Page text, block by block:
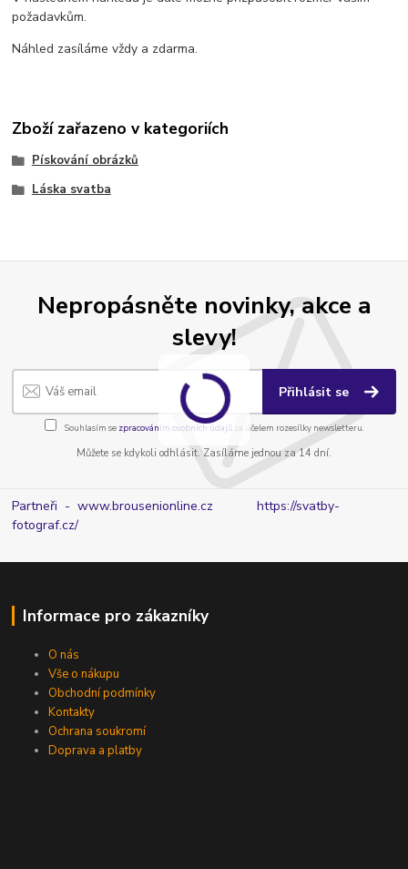
požadavkům.
Náhled zasíláme vždy a zdarma.
Zboží zařazeno v kategoriích
Pískování obrázků
Láska svatba
Nepropásněte novinky, akce a
slevy!
Přihlásit se
Souhlasím se zpracováním osobních údajůza účelem rozesílky newsletteru.
Můžete se kdykoli odhlásit. Zasíláme jednou za 14 dní.
Partneři - www.brousenionline.czhttps://svatby-
fotograf.cz/
Informace pro zákazníky
O nás
Vše o nákupu
Obchodní podmínky
Kontakty
Ochrana soukromí
Doprava a platby